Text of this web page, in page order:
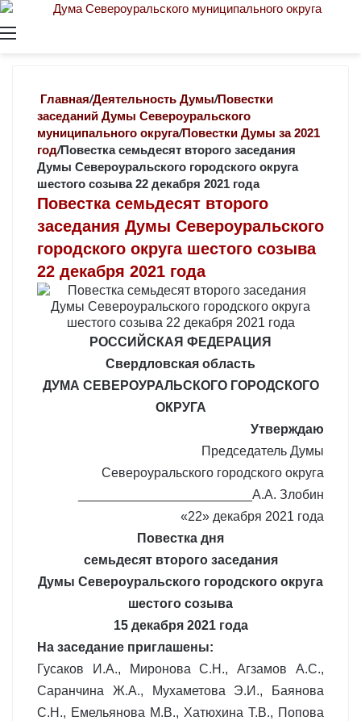
Главная/Деятельность Думы/Повестки
заседаний Думы Североуральского
муниципального округа/Повестки Думы за 2021
год/Повестка семьдесят второго заседания
Думы Североуральского городского округа
шестого созыва 22 декабря 2021 года
Повестка семьдесят второго
заседания Думы Североуральского
городского округа шестого созыва
22 декабря 2021 года
РОССИЙСКАЯ ФЕДЕРАЦИЯ
Свердловская область
ДУМА СЕВЕРОУРАЛЬСКОГО ГОРОДСКОГО
ОКРУГА
Утверждаю
Председатель Думы
Североуральского городского округа
________________________А.А. Злобин
«22» декабря 2021 года
Повестка дня
семьдесят второго заседания
Думы Североуральского городского округа
шестого созыва
15 декабря 2021 года
На заседание приглашены:
Гусаков И.А., Миронова С.Н., Агзамов А.С.,
Саранчина Ж.А., Мухаметова Э.И., Баянова
С.Н., Емельянова М.В., Хатюхина Т.В., Попова